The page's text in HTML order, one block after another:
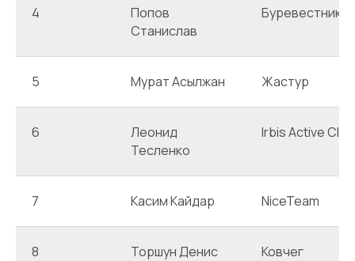
4
Попов
Станислав
Буревестник
5 Мурат Асылжан Жастур
6
Леонид
Тесленко
Irbis Active Club
7 Касим Кайдар NiceTeam
8 Торшун Денис Ковчег